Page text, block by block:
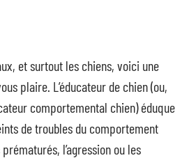
et surtout les chiens, voici une
plaire. L’éducateur de chien (ou,
comportemental chien) éduque
de troubles du comportement
l’agression ou les